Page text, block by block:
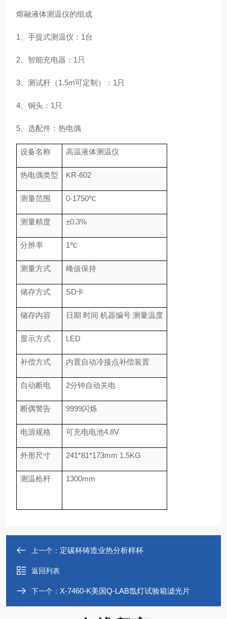
熔融液体测温仪的组成
1、手提式测温仪：1台
2、智能充电器：1只
3、测试杆（1.5m可定制）：1只
4、铜头：1只
5、选配件：热电偶
设备名称 高温液体测温仪
热电偶类型 KR-602
测量范围 0-1750℃
测量精度 ±0.3%
分辨率 1℃
测量方式 峰值保持
储存方式 SD卡
储存内容 日期 时间 机器编号 测量温度
显示方式 LED
补偿方式 内置自动冷接点补偿装置
自动断电 2分钟自动关电
断偶警告 9999闪烁
电源规格 可充电电池4.8V
外形尺寸 241*81*173mm 1.5KG
测温枪杆 1300mm
上一个： 定碳杯铸造业热分析样杯
返回列表
下一个： X-7460-K美国Q-LAB氙灯试验箱滤光片